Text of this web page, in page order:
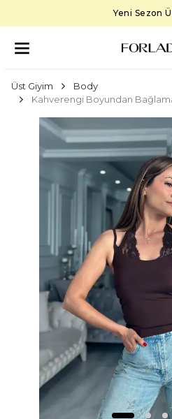
Yeni Sezon
Üst Giyim
Body
Kahverengi Boyundan